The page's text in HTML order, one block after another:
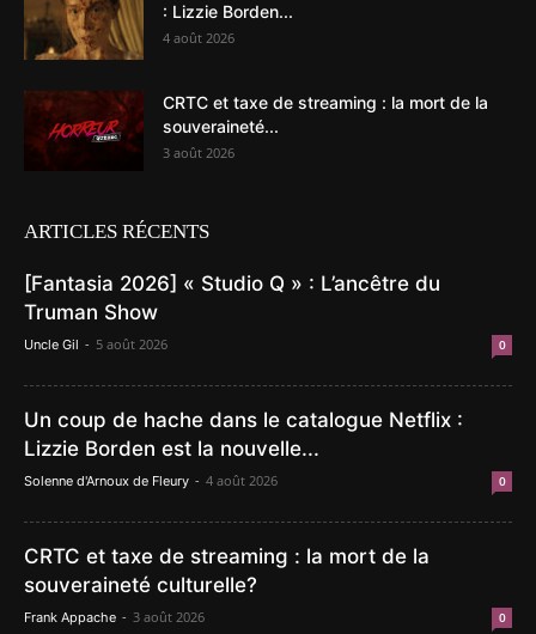
: Lizzie Borden...
4 août 2026
CRTC et taxe de streaming : la mort de la
souveraineté...
3 août 2026
ARTICLES RÉCENTS
[Fantasia 2026] « Studio Q » : L’ancêtre du
Truman Show
Uncle Gil - 5 août 2026 0
Un coup de hache dans le catalogue Netflix :
Lizzie Borden est la nouvelle...
Solenne d'Arnoux de Fleury - 4 août 2026 0
CRTC et taxe de streaming : la mort de la
souveraineté culturelle?
Frank Appache - 3 août 2026 0